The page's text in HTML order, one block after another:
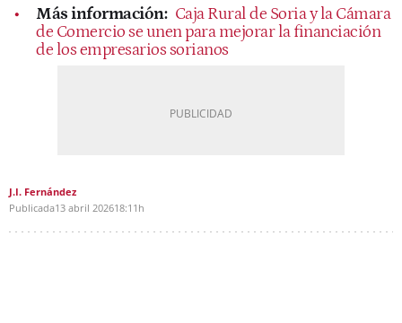
Más información: Caja Rural de Soria y la Cámara
de Comercio se unen para mejorar la financiación
de los empresarios sorianos
J.I. Fernández
Publicada13 abril 202618:11h